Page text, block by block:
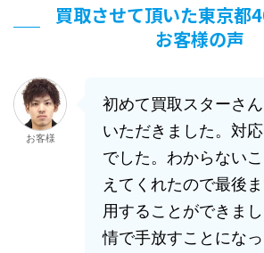
買取させて頂いた東京都
お客様の声
お客様
初めて買取スターさ
いただきました。対
でした。わからない
えてくれたので最後
用することができま
情で手放すことにな